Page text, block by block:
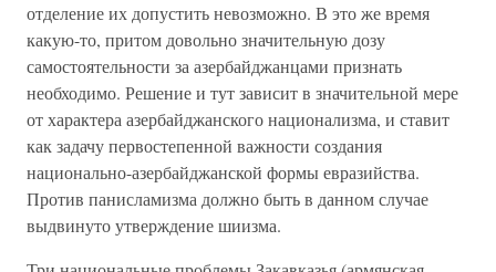
отделение их допустить невозможно. В это же время
какую-то, притом довольно значительную дозу
самостоятельности за азербайджанцами признать
необходимо. Решение и тут зависит в значительной мере
от характера азербайджанского национализма, и ставит
как задачу первостепенной важности создания
национально-азербайджанской формы евразийства.
Против панисламизма должно быть в данном случае
выдвинуто утверждение шиизма.